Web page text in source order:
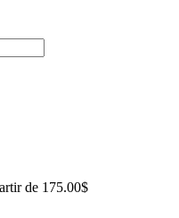
de 175.00$